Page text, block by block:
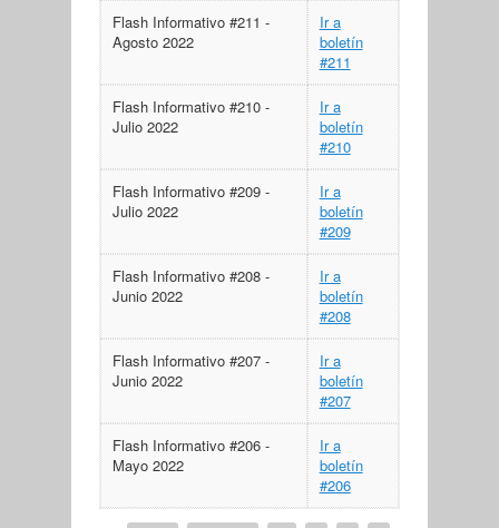
Flash Informativo #211 -
Agosto 2022
Ir a
boletín
#211
Flash Informativo #210 -
Julio 2022
Ir a
boletín
#210
Flash Informativo #209 -
Julio 2022
Ir a
boletín
#209
Flash Informativo #208 -
Junio 2022
Ir a
boletín
#208
Flash Informativo #207 -
Junio 2022
Ir a
boletín
#207
Flash Informativo #206 -
Mayo 2022
Ir a
boletín
#206